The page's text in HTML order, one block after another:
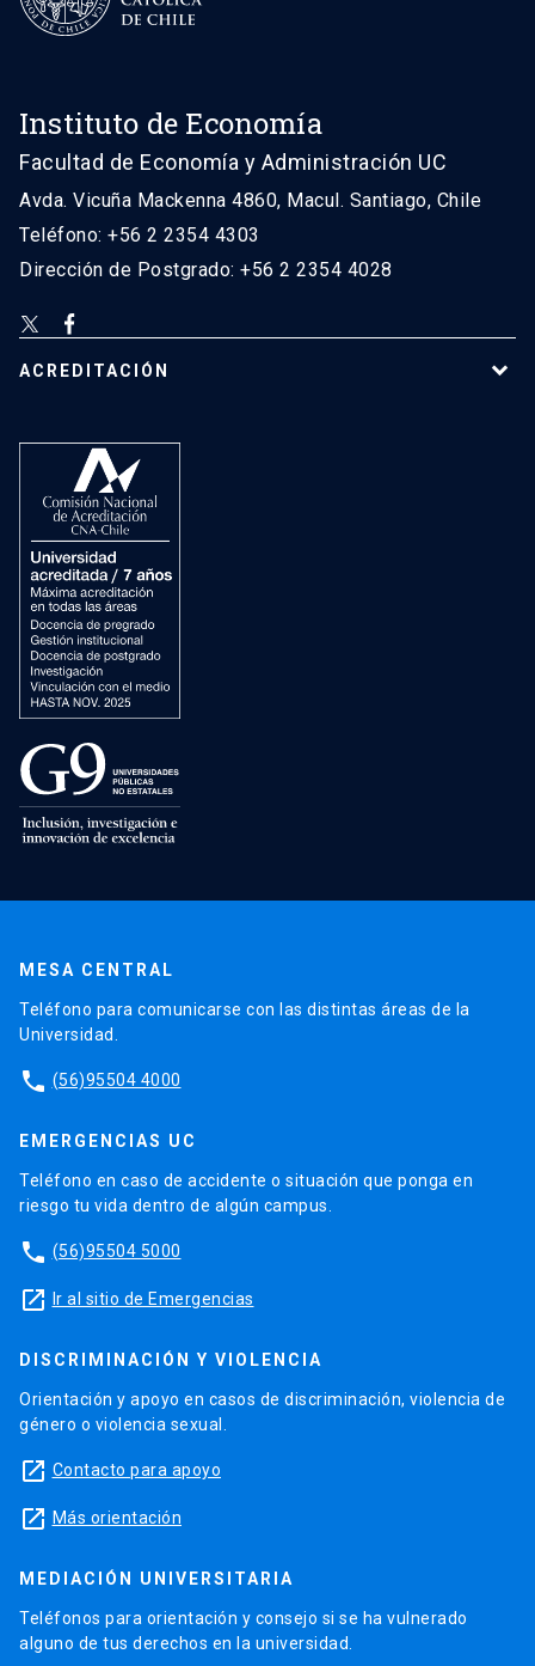
Instituto de Economía
Facultad de Economía y Administración UC
Avda. Vicuña Mackenna 4860, Macul. Santiago, Chile
Teléfono: +56 2 2354 4303
Dirección de Postgrado: +56 2 2354 4028
ACREDITACIÓN
MESA CENTRAL
Teléfono para comunicarse con las distintas áreas de la
Universidad.
phone (56)95504 4000
EMERGENCIAS UC
Teléfono en caso de accidente o situación que ponga en
riesgo tu vida dentro de algún campus.
phone (56)95504 5000
launch Ir al sitio de Emergencias
DISCRIMINACIÓN Y VIOLENCIA
Orientación y apoyo en casos de discriminación, violencia de
género o violencia sexual.
launch Contacto para apoyo
launch Más orientación
MEDIACIÓN UNIVERSITARIA
Teléfonos para orientación y consejo si se ha vulnerado
alguno de tus derechos en la universidad.